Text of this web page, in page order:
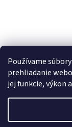
Používame
prehliadanie
jej funkcie, výkon